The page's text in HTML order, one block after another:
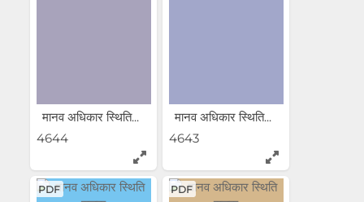
मानव अधिकार स्थिति...
4644
मानव अधिकार स्थिति...
4643
PDF PDF